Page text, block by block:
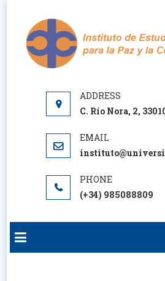
contenido
C. Río Nora, 2,
(+34) 985088809